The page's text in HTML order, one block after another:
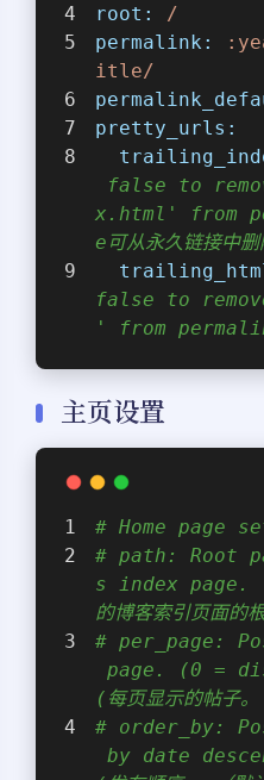
root:
/
permalink:
itle/
pretty_urls:
false to
x.html' from
e可从永久链接中
false to
' from
主页设置
# Home page
# path: Root
s index
的博客索引页面
# per_page:
page. (0 =
(每页显示的帖子
# order_by:
by date